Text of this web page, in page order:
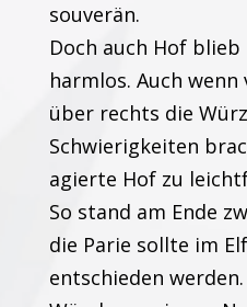
souverän.
Doch auch Hof
harmlos. Auch
über rechts die
Schwierigkeiten
agierte Hof zu
So stand am Ende
die Parie sollte im
entschieden